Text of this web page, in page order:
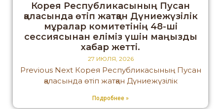
Корея Республикасының Пусан
қаласында өтіп жатқан Дүниежүзілік
мұралар комитетінің 48-ші
сессиясынан еліміз үшін маңызды
хабар жетті.
27 ИЮЛЯ, 2026
Previous Next Корея Республикасының Пусан
қаласында өтіп жатқан Дүниежүзілік
Подробнее »